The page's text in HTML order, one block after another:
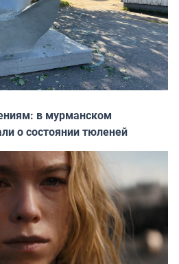
в мурманском
о состоянии тюленей